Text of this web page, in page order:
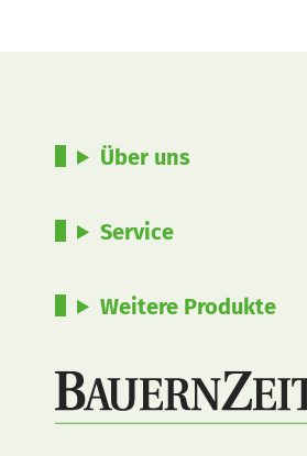
Über uns
Service
Weitere Produkte